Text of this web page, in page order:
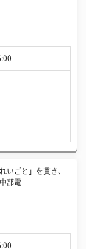
いごと」を貫き、
部電